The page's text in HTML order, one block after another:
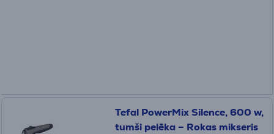
Tefal PowerMix Silence, 600 w,
tumši pelēka – Rokas mikseris